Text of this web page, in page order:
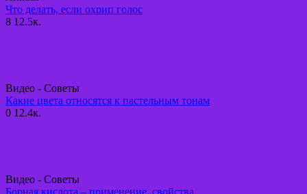
Что делать, если охрип голос
8 12.5к.
Видео - Советы
Какие цвета относятся к пастельным тонам
0 12.4к.
Видео - Советы
Борная кислота – применение, свойства